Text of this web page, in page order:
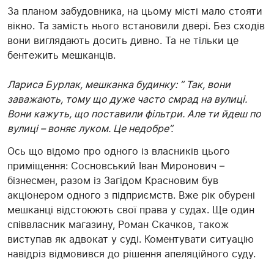
За планом забудовника, на цьому місті мало стояти
вікно. Та замість нього встановили двері. Без сходів
вони виглядають досить дивно. Та не тільки це
бентежить мешканців.
Лариса Бурлак, мешканка будинку: ” Так, вони
заважають, тому що дуже часто смрад на вулиці.
Вони кажуть, що поставили фільтри. Але ти йдеш по
вулиці – воняє луком. Це недобре”.
Ось що відомо про одного із власників цього
приміщення: Сосновський Іван Миронович –
бізнесмен, разом із Загідом Красновим був
акціонером одного з підприємств. Вже рік обурені
мешканці відстоюють свої права у судах. Ще один
співвласник магазину, Роман Скачков, також
виступав як адвокат у суді. Коментувати ситуацію
навідріз відмовився до рішення апеляційного суду.